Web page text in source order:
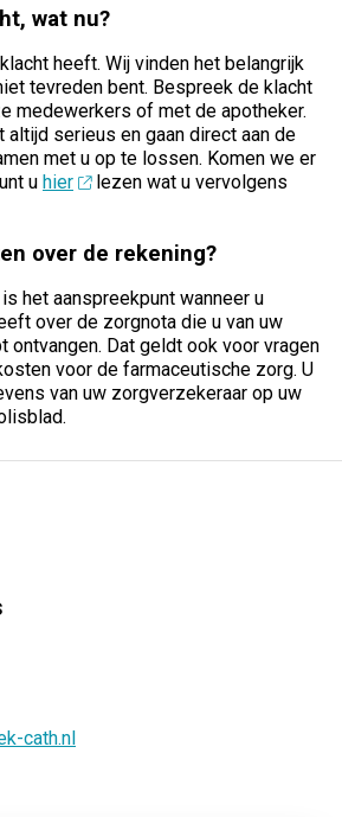
wat nu?
heeft. Wij vinden het belangrijk
tevreden bent. Bespreek de klacht
medewerkers of met de apotheker.
altijd serieus en gaan direct aan de
met u op te lossen. Komen we er
u hier
lezen wat u vervolgens
over de rekening?
het aanspreekpunt wanneer u
over de zorgnota die u van uw
ontvangen. Dat geldt ook voor vragen
voor de farmaceutische zorg. U
van uw zorgverzekeraar op uw
cath.nl